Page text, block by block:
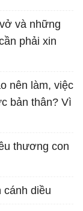
và những
phải xin
nên làm, việc
bản thân? Vì
thương con
cánh diều